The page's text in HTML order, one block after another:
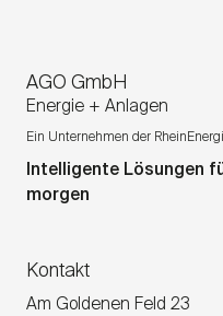
AGO GmbH
Energie + Anlagen
Ein Unternehmen der
Intelligente Lösungen
morgen
Kontakt
Am Goldenen Feld 23